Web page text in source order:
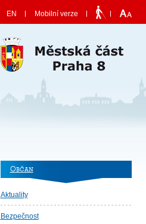
EN Mobilní verze
Občan
Aktuality
Bezpečnost